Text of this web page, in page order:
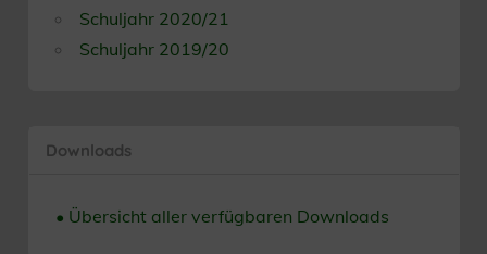
Schuljahr 2020/21
Schuljahr 2019/20
Downloads
• Übersicht aller verfügbaren Downloads